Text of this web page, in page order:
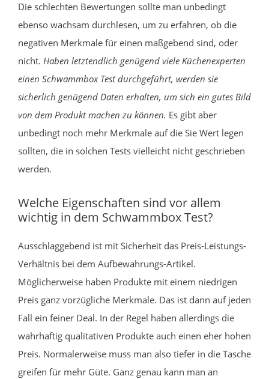
Die schlechten Bewertungen sollte man unbedingt
ebenso wachsam durchlesen, um zu erfahren, ob die
negativen Merkmale für einen maßgebend sind, oder
nicht. Haben letztendlich genügend viele Küchenexperten
einen Schwammbox Test durchgeführt, werden sie
sicherlich genügend Daten erhalten, um sich ein gutes Bild
von dem Produkt machen zu können. Es gibt aber
unbedingt noch mehr Merkmale auf die Sie Wert legen
sollten, die in solchen Tests vielleicht nicht geschrieben
werden.
Welche Eigenschaften sind vor allem
wichtig in dem Schwammbox Test?
Ausschlaggebend ist mit Sicherheit das Preis-Leistungs-
Verhältnis bei dem Aufbewahrungs-Artikel.
Möglicherweise haben Produkte mit einem niedrigen
Preis ganz vorzügliche Merkmale. Das ist dann auf jeden
Fall ein feiner Deal. In der Regel haben allerdings die
wahrhaftig qualitativen Produkte auch einen eher hohen
Preis. Normalerweise muss man also tiefer in die Tasche
greifen für mehr Güte. Ganz genau kann man an